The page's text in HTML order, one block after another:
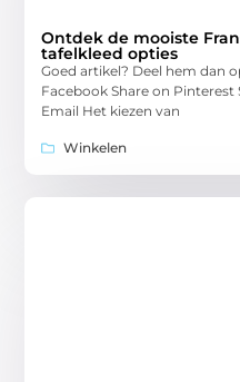
Ontdek de mooiste
tafelkleed opties
Goed artikel? Deel hem dan
Facebook Share on Pinterest
Email Het kiezen van
Winkelen